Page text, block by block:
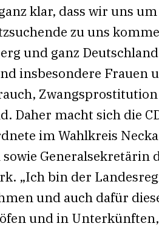
klar, dass wir uns um
zu uns
und ganz
insbesondere Frauen
Daher macht sich die
im Wahlkreis
Generalsekretärin
„Ich bin der
und auch dafür
und in Unterkünften,